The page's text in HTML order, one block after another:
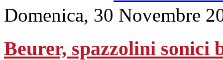
Domenica, 30 Novembre
Beurer, spazzolini sonici